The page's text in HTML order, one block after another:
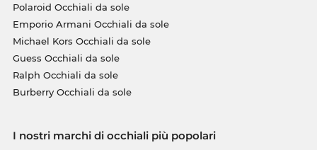
Polaroid Occhiali da sole
Emporio Armani Occhiali da sole
Michael Kors Occhiali da sole
Guess Occhiali da sole
Ralph Occhiali da sole
Burberry Occhiali da sole
I nostri marchi di occhiali più popolari